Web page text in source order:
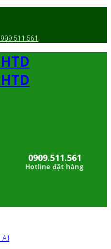
0909.511.561
Hotline đặt hàng
All